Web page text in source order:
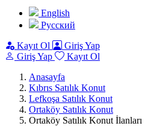
English
Pусский
Kayıt Ol
Giriş Yap
Giriş Yap
Kayıt Ol
Anasayfa
Kıbrıs Satılık Konut
Lefkoşa Satılık Konut
Ortaköy Satılık Konut
Ortaköy Satılık Konut İlanları